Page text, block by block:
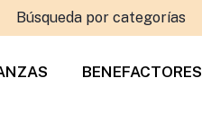
Búsqueda por categorías
BENEFACTORES